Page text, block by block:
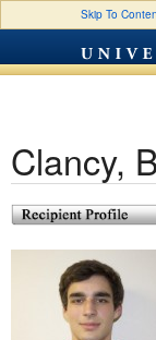
Skip To
Clancy,